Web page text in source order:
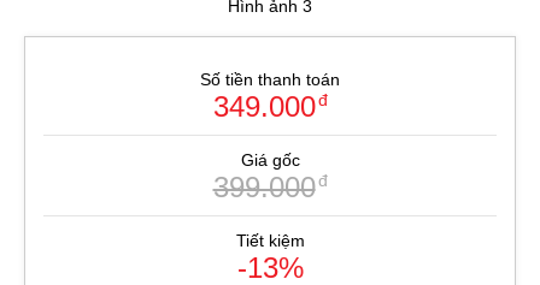
Hình ảnh 3
Số tiền thanh toán
349.000đ
Giá gốc
399.000đ
Tiết kiệm
-13%